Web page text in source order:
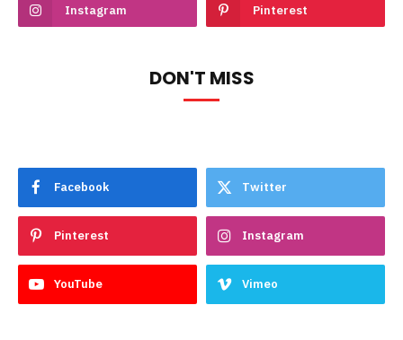
Instagram Pinterest
DON'T MISS
Facebook Twitter
Pinterest Instagram
YouTube Vimeo